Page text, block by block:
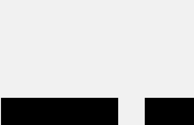
Alvaro Recoba ou les